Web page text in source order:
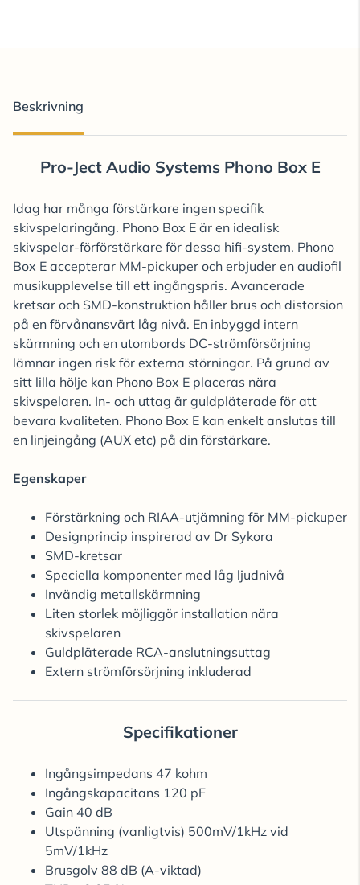
Beskrivning
Pro-Ject Audio Systems Phono Box E
Idag har många förstärkare ingen specifik
skivspelaringång. Phono Box E är en idealisk
skivspelar-förförstärkare för dessa hifi-system. Phono
Box E accepterar MM-pickuper och erbjuder en audiofil
musikupplevelse till ett ingångspris. Avancerade
kretsar och SMD-konstruktion håller brus och distorsion
på en förvånansvärt låg nivå. En inbyggd intern
skärmning och en utombords DC-strömförsörjning
lämnar ingen risk för externa störningar. På grund av
sitt lilla hölje kan Phono Box E placeras nära
skivspelaren. In- och uttag är guldpläterade för att
bevara kvaliteten. Phono Box E kan enkelt anslutas till
en linjeingång (AUX etc) på din förstärkare.
Egenskaper
Förstärkning och RIAA-utjämning för MM-pickuper
Designprincip inspirerad av Dr Sykora
SMD-kretsar
Speciella komponenter med låg ljudnivå
Invändig metallskärmning
Liten storlek möjliggör installation nära
skivspelaren
Guldpläterade RCA-anslutningsuttag
Extern strömförsörjning inkluderad
Specifikationer
Ingångsimpedans 47 kohm
Ingångskapacitans 120 pF
Gain 40 dB
Utspänning (vanligtvis) 500mV/1kHz vid
5mV/1kHz
Brusgolv 88 dB (A-viktad)